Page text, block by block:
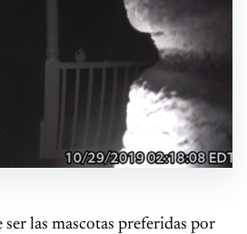
ser las mascotas preferidas por